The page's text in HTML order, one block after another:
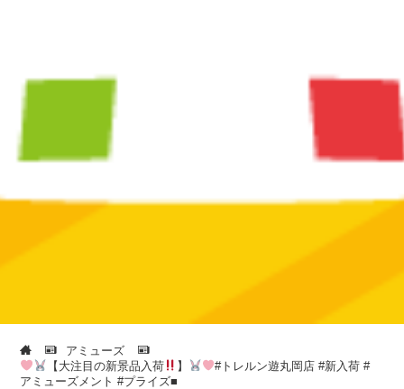
アミューズ
【大注目の新景品入荷
】
#トレルン遊丸岡店 #新入荷 #
アミューズメント #プライズ■